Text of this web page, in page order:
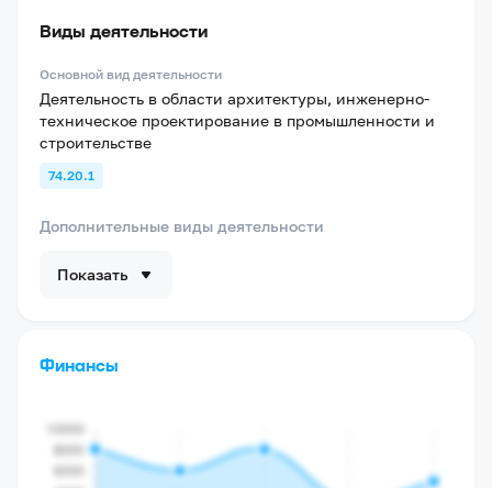
Виды деятельности
Основной вид деятельности
Деятельность в области архитектуры, инженерно-
техническое проектирование в промышленности и
строительстве
74.20.1
Дополнительные виды деятельности
Показать
Финансы